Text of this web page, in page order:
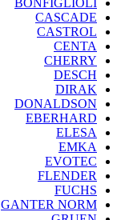
CASCADE
CASTROL
CENTA
CHERRY
DESCH
DIRAK
DONALDSON
EBERHARD
ELESA
EMKA
EVOTEC
FLENDER
FUCHS
GANTER NORM